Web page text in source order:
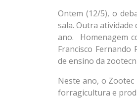
Ontem (12/5), o
sala. Outra
ano. Homenagem
Francisco
de ensino da
Neste ano, o
forragicultura e